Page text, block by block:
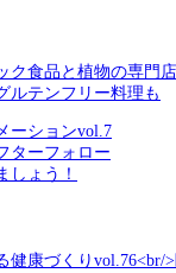
ク食品と植物の専門店
ルテンフリー料理も
ーションvol.7
ターフォロー
しょう！